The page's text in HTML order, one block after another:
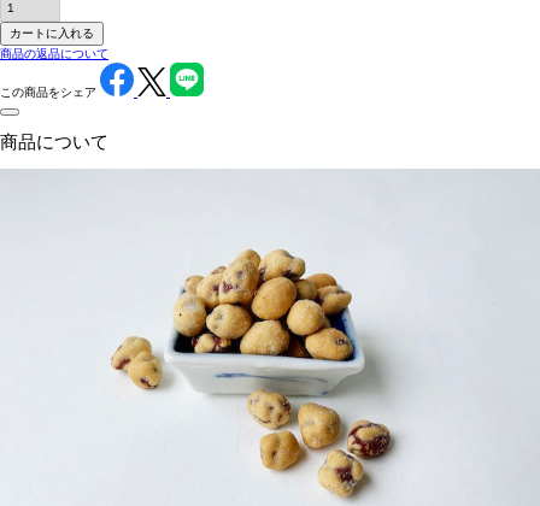
カートに入れる
商品の返品について
この商品をシェア
商品について